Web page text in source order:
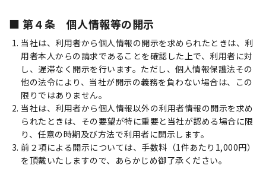
第４条 個人情報等の開示
当社は、利用者から個人情報の開示を求められたときは、利
用者本人からの請求であることを確認した上で、利用者に対
し、遅滞なく開示を行います。ただし、個人情報保護法その
他の法令により、当社が開示の義務を負わない場合は、この
限りではありません。
当社は、利用者から個人情報以外の利用者情報の開示を求め
られたときは、その要望が特に重要と当社が認める場合に限
り、任意の時期及び方法で利用者に開示します。
前２項による開示については、手数料（1件あたり1,000円）
を頂戴いたしますので、あらかじめ御了承ください。